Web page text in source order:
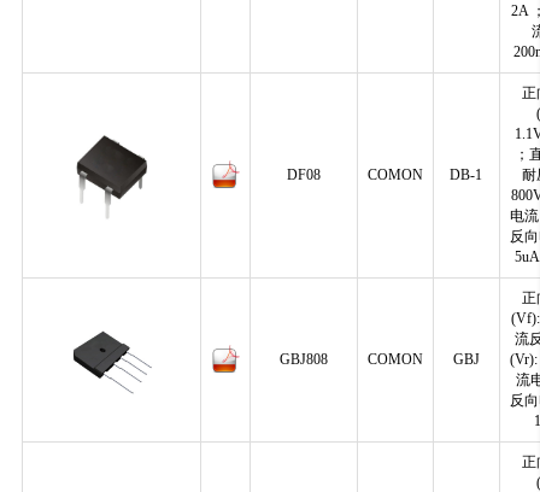
2A
DF08 COMON DB-1
正
；
耐
电
反
GBJ808 COMON GBJ
正
流
(Vr):
流
反
正